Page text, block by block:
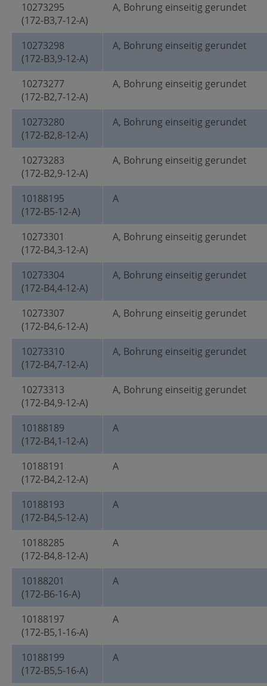
10273295
(172-B3,7-12-A)
A, Bohrung einseitig gerundet
10273298
(172-B3,9-12-A)
A, Bohrung einseitig gerundet
10273277
(172-B2,7-12-A)
A, Bohrung einseitig gerundet
10273280
(172-B2,8-12-A)
A, Bohrung einseitig gerundet
10273283
(172-B2,9-12-A)
A, Bohrung einseitig gerundet
10188195
(172-B5-12-A)
A
10273301
(172-B4,3-12-A)
A, Bohrung einseitig gerundet
10273304
(172-B4,4-12-A)
A, Bohrung einseitig gerundet
10273307
(172-B4,6-12-A)
A, Bohrung einseitig gerundet
10273310
(172-B4,7-12-A)
A, Bohrung einseitig gerundet
10273313
(172-B4,9-12-A)
A, Bohrung einseitig gerundet
10188189
(172-B4,1-12-A)
A
10188191
(172-B4,2-12-A)
A
10188193
(172-B4,5-12-A)
A
10188285
(172-B4,8-12-A)
A
10188201
(172-B6-16-A)
A
10188197
(172-B5,1-16-A)
A
10188199
(172-B5,5-16-A)
A